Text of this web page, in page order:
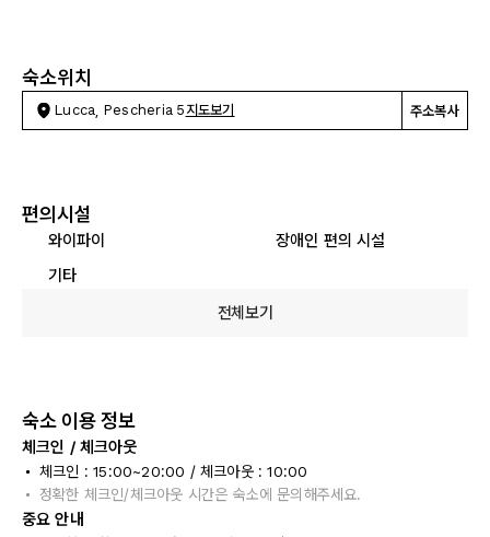
숙소위치
Lucca, Pescheria 5 지도보기 주소복사
편의시설
와이파이
장애인 편의 시설
기타
전체보기
숙소 이용 정보
체크인 / 체크아웃
체크인 : 15:00~20:00 / 체크아웃 : 10:00
정확한 체크인/체크아웃 시간은 숙소에 문의해주세요.
중요 안내